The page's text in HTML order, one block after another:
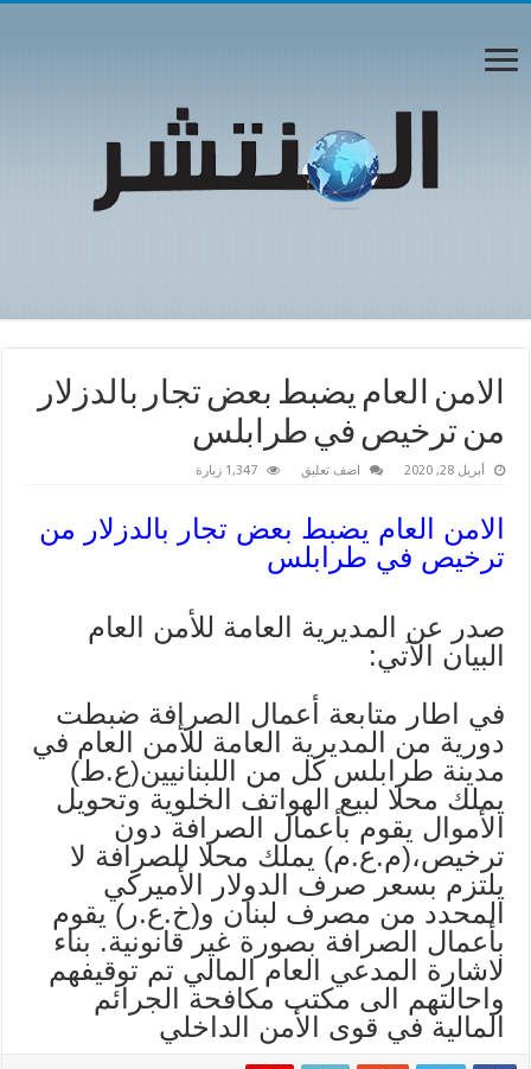
الامن العام يضبط بعض تجار بالدزلار
من ترخيص في طرابلس
أبريل 28, 2020 اضف تعليق 1,347 زيارة
الامن العام يضبط بعض تجار بالدزلار من
ترخيص في طرابلس
صدر عن المديرية العامة للأمن العام
البيان الآتي:
في اطار متابعة أعمال الصرافة ضبطت
دورية من المديرية العامة للأمن العام في
مدينة طرابلس كل من اللبنانيين(ع.ط)
يملك محلا لبيع الهواتف الخلوية وتحويل
الأموال يقوم بأعمال الصرافة دون
ترخيص،(م.ع.م) يملك محلا للصرافة لا
يلتزم بسعر صرف الدولار الأميركي
المحدد من مصرف لبنان و(خ.ع.ر) يقوم
بأعمال الصرافة بصورة غير قانونية. بناء
لاشارة المدعي العام المالي تم توقيفهم
واحالتهم الى مكتب مكافحة الجرائم
المالية في قوى الأمن الداخلي